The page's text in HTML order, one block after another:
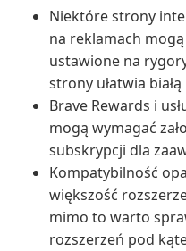
Niektóre strony
na reklamach
ustawione na
strony ułatwia białą
Brave Rewards i
mogą wymagać
subskrypcji dla
Kompatybilność
większość
mimo to warto
rozszerzeń pod